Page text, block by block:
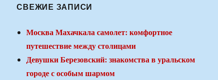
СВЕЖИЕ ЗАПИСИ
Москва Махачкала самолет: комфортное
путешествие между столицами
Девушки Березовский: знакомства в уральском
городе с особым шармом